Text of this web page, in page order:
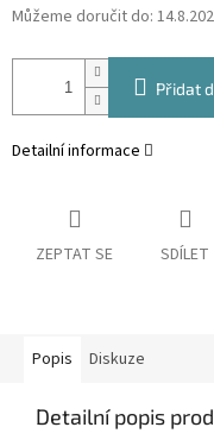
Můžeme doručit do:
Přidat
Detailní informace
ZEPTAT SE SDÍLET
Popis Diskuze
Detailní popis